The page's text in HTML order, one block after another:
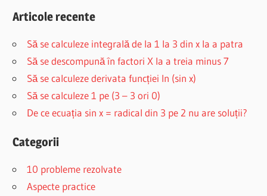
Articole recente
Să se calculeze integrală de la 1 la 3 din x la a patra
Să se descompună în factori X la a treia minus 7
Să se calculeze derivata funcției ln (sin x)
Să se calculeze 1 pe (3 – 3 ori 0)
De ce ecuația sin x = radical din 3 pe 2 nu are soluții?
Categorii
10 probleme rezolvate
Aspecte practice